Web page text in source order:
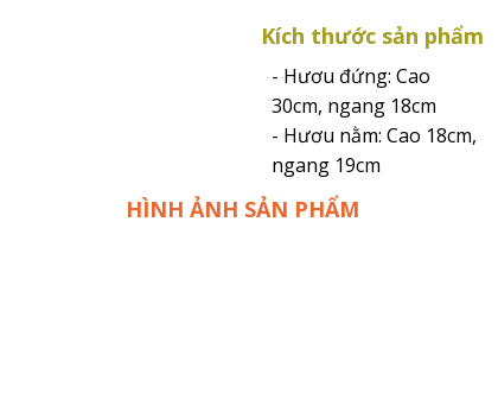
Kích thước sản phẩm
- Hươu đứng: Cao
30cm, ngang 18cm
- Hươu nằm: Cao 18cm,
ngang 19cm
HÌNH ẢNH SẢN PHẨM